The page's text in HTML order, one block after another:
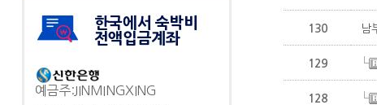
한국에서 숙박비
전액입금계좌
예금주:JINMINGXING
130 남
129
128